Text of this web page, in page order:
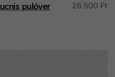
pulóver 26.500 Ft